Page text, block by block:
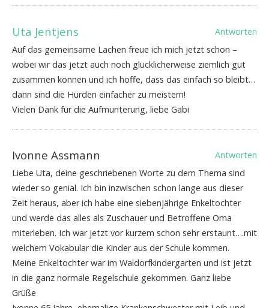
Uta Jentjens
Antworten
Auf das gemeinsame Lachen freue ich mich jetzt schon –
wobei wir das jetzt auch noch glücklicherweise ziemlich gut
zusammen können und ich hoffe, dass das einfach so bleibt…
dann sind die Hürden einfacher zu meistern!
Vielen Dank für die Aufmunterung, liebe Gabi
Ivonne Assmann
Antworten
Liebe Uta, deine geschriebenen Worte zu dem Thema sind
wieder so genial. Ich bin inzwischen schon lange aus dieser
Zeit heraus, aber ich habe eine siebenjährige Enkeltochter
und werde das alles als Zuschauer und Betroffene Oma
miterleben. Ich war jetzt vor kurzem schon sehr erstaunt….mit
welchem Vokabular die Kinder aus der Schule kommen.
Meine Enkeltochter war im Waldorfkindergarten und ist jetzt
in die ganz normale Regelschule gekommen. Ganz liebe
Grüße